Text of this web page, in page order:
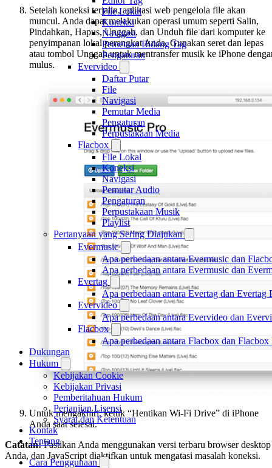
File Lokal
Koneksi
Navigasi
Pemetaan Bidang Tag
Pengaturan
Evervideo
Daftar Putar
File
Navigasi
Pemutar Media
Pengaturan
Perpustakaan Media
Flacbox
File Lokal
Koneksi
Navigasi
Pemutar Audio
Pengaturan
Perpustakaan Musik
Playlist
Pertanyaan yang Sering Diajukan
Evermusic
Apa perbedaan antara Evermusic dan
Apa perbedaan antara Evermusic dan
Evertag
Apa perbedaan antara Evertag dan Evertag
Evervideo
Apa perbedaan antara Evervideo dan
Flacbox
Apa perbedaan antara Flacbox dan Flacbox
Dukungan
Hukum
Kebijakan Cookie
Kebijakan Privasi
Pemberitahuan Hukum
Perjanjian Lisensi
Syarat dan Ketentuan
Kontak
Tentang
Cara Penggunaan
Setelah koneksi terjalin, aplikasi web pengelola file akan
muncul. Anda dapat melakukan operasi umum seperti Salin,
Pindahkan, Hapus, Unggah, dan Unduh file dari komputer ke
penyimpanan lokal perangkat Anda. Gunakan seret dan lepas
atau tombol Unggah untuk mentransfer musik ke iPhone
mulus.
Untuk mengakhiri, ketuk “Hentikan Wi-Fi Drive” di iPhone
Anda saat selesai.
Catatan:Pastikan Anda menggunakan versi terbaru browser desktop
Anda, dan JavaScript diaktifkan untuk mengatasi masalah koneksi.